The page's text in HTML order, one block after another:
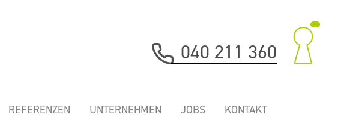
040 211 360
REFERENZEN UNTERNEHMEN JOBS KONTAKT